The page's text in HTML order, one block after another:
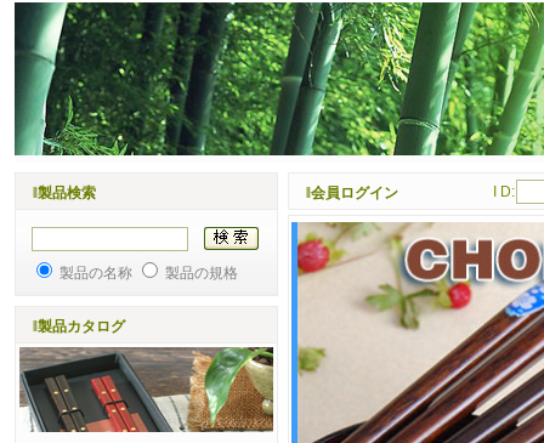
‖製品検索
製品の名称 製品の規格
‖製品カタログ
‖会員ログイン I D: